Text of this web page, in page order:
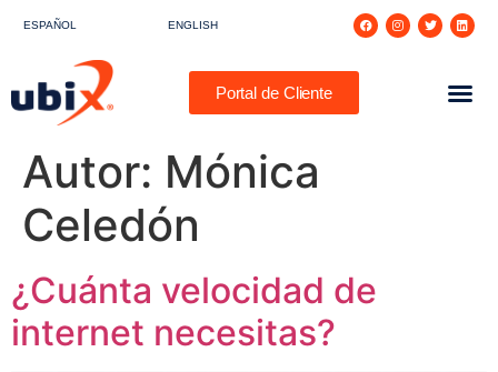
ESPAÑOL ENGLISH
Portal de Cliente
Autor: Mónica
Celedón
¿Cuánta velocidad de
internet necesitas?